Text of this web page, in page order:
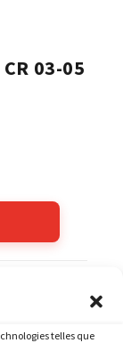
telles que
CR 03-05